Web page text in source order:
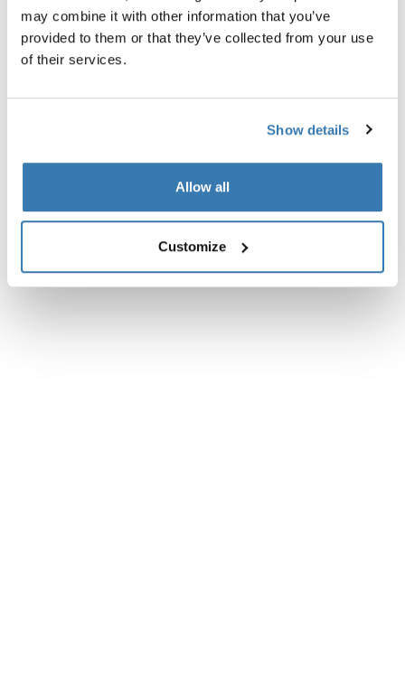
may combine it with other information that you’ve
provided to them or that they’ve collected from your use
of their services.
Show details
Allow all
Customize
Toggle features
Todas las características
Instrucciones